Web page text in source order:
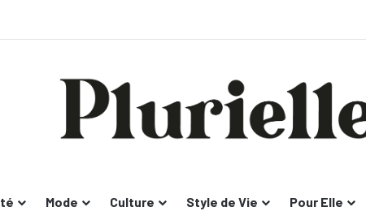
Mode Culture Style de Vie Pour Elle